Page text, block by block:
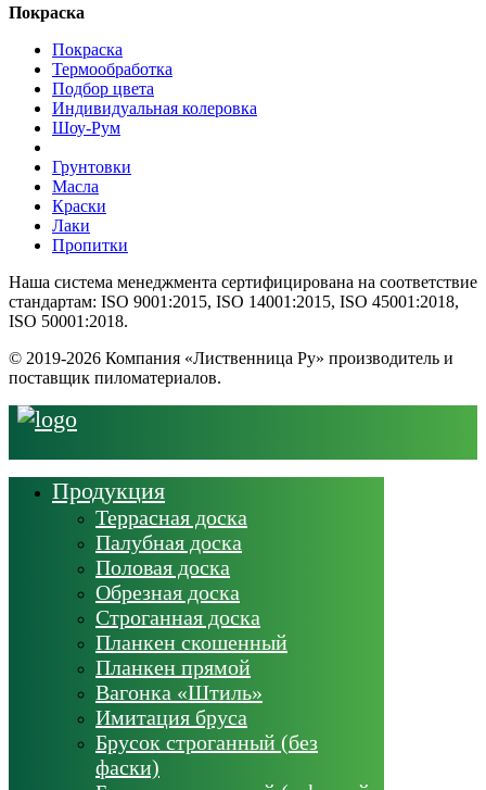
Покраска
Покраска
Термообработка
Подбор цвета
Индивидуальная колеровка
Шоу-Рум
Грунтовки
Масла
Краски
Лаки
Пропитки
Наша система менеджмента сертифицирована на соответствие
стандартам: ISO 9001:2015, ISO 14001:2015, ISO 45001:2018,
ISO 50001:2018.
© 2019-2026 Компания «Лиственница Ру» производитель и
поставщик пиломатериалов.
Продукция
Террасная доска
Палубная доска
Половая доска
Обрезная доска
Строганная доска
Планкен скошенный
Планкен прямой
Вагонка «Штиль»
Имитация бруса
Брусок строганный (без
фаски)